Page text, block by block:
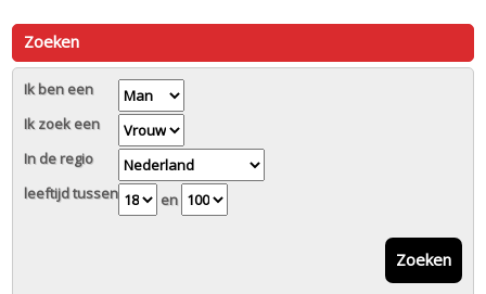
Zoeken
Ik ben een
Ik zoek een
In de regio
leeftijd tussen
en
Zoeken